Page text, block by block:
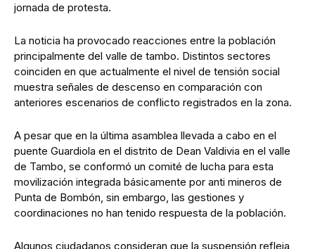
jornada de protesta.
La noticia ha provocado reacciones entre la población
principalmente del valle de tambo. Distintos sectores
coinciden en que actualmente el nivel de tensión social
muestra señales de descenso en comparación con
anteriores escenarios de conflicto registrados en la zona.
A pesar que en la última asamblea llevada a cabo en el
puente Guardiola en el distrito de Dean Valdivia en el valle
de Tambo, se conformó un comité de lucha para esta
movilización integrada básicamente por anti mineros de
Punta de Bombón, sin embargo, las gestiones y
coordinaciones no han tenido respuesta de la población.
Algunos ciudadanos consideran que la suspensión refleja